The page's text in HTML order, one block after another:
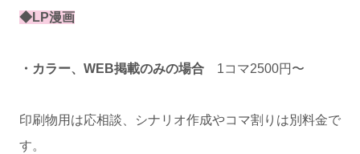
◆LP漫画
・カラー、WEB掲載のみの場合 1コマ2500円〜
印刷物用は応相談、シナリオ作成やコマ割りは別料金で
す。